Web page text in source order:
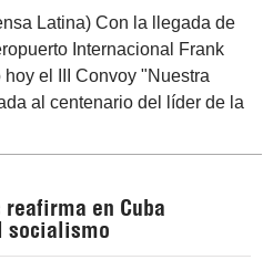
Latina) Con la llegada de
Internacional Frank
el III Convoy "Nuestra
al centenario del líder de la
en Cuba
socialismo